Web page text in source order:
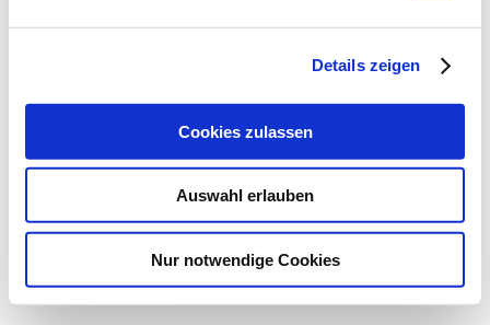
Details zeigen
Cookies zulassen
Auswahl erlauben
Nur notwendige Cookies